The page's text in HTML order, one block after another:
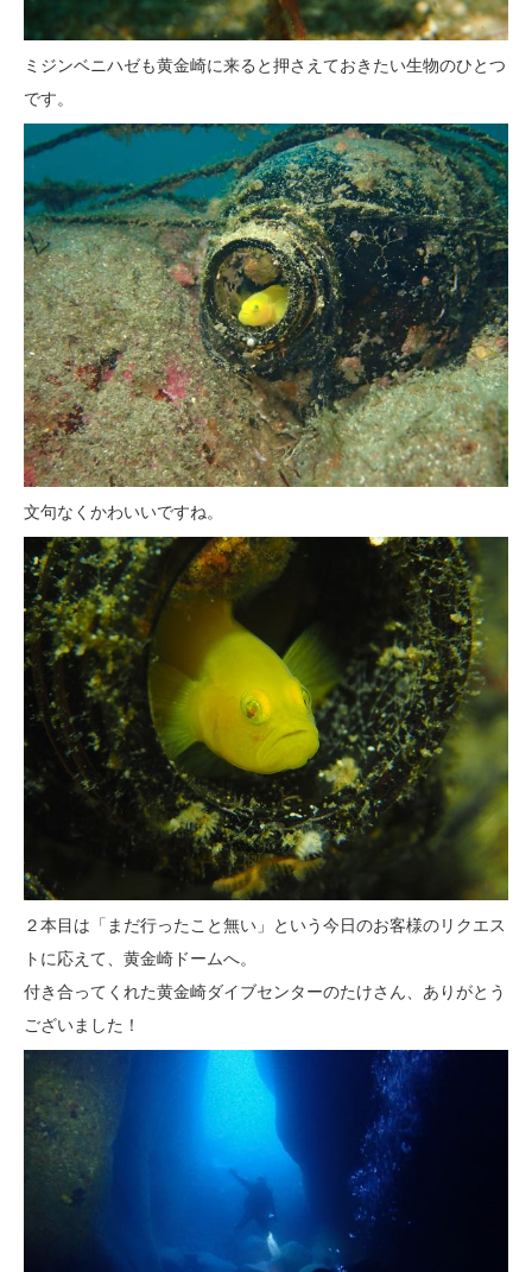
ミジンベニハゼも黄金崎に来ると押さえておきたい生物のひとつ
です。
文句なくかわいいですね。
２本目は「まだ行ったこと無い」という今日のお客様のリクエス
トに応えて、黄金崎ドームへ。
付き合ってくれた黄金崎ダイブセンターのたけさん、ありがとう
ございました！